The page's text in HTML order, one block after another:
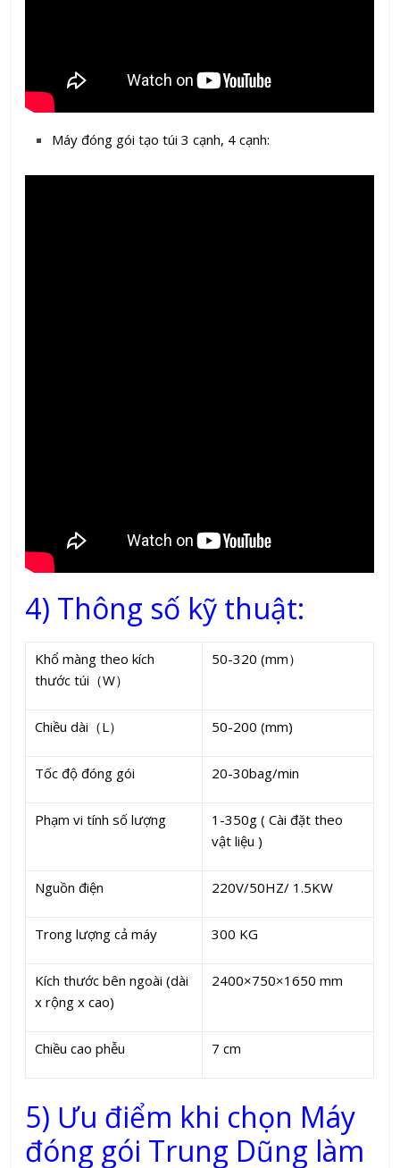
Máy đóng gói tạo túi 3 cạnh, 4 cạnh:
4) Thông số kỹ thuật:
Khổ màng theo kích
thước túi（W）
50-320 (mm）
Chiều dài（L） 50-200 (mm)
Tốc độ đóng gói 20-30bag/min
Phạm vi tính số lượng
1-350g ( Cài đặt theo
vật liệu )
Nguồn điện 220V/50HZ/ 1.5KW
Trong lượng cả máy 300 KG
Kích thước bên ngoài (dài
x rộng x cao)
2400×750×1650 mm
Chiều cao phễu 7 cm
5) Ưu điểm khi chọn Máy
đóng gói Trung Dũng làm